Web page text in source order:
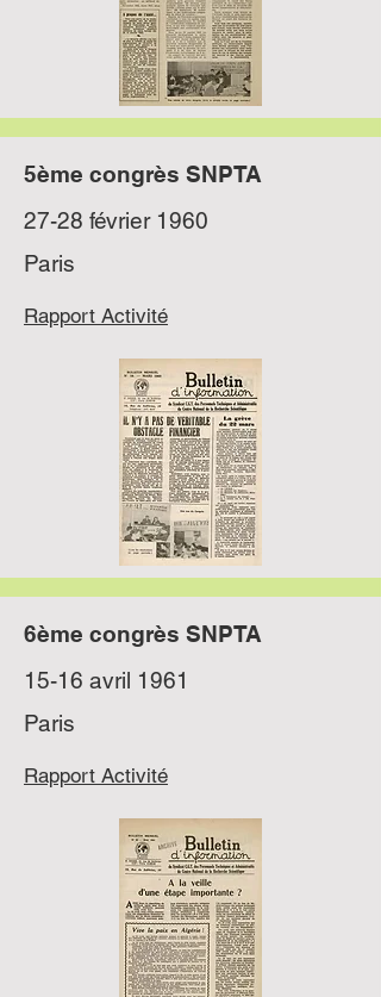
5ème congrès SNPTA
27-28 février 1960
Paris
Rapport Activité
6ème congrès SNPTA
15-16 avril 1961
Paris
Rapport Activité